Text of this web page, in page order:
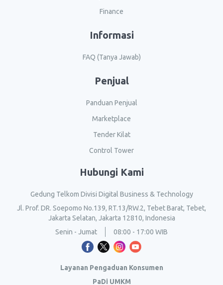
Finance
Informasi
FAQ (Tanya Jawab)
Penjual
Panduan Penjual
Marketplace
Tender Kilat
Control Tower
Hubungi Kami
Gedung Telkom Divisi Digital Business & Technology
Jl. Prof. DR. Soepomo No.139, RT.13/RW.2, Tebet Barat, Tebet,
Jakarta Selatan, Jakarta 12810, Indonesia
Senin - Jumat
08:00 - 17:00 WIB
Layanan Pengaduan Konsumen
PaDi UMKM